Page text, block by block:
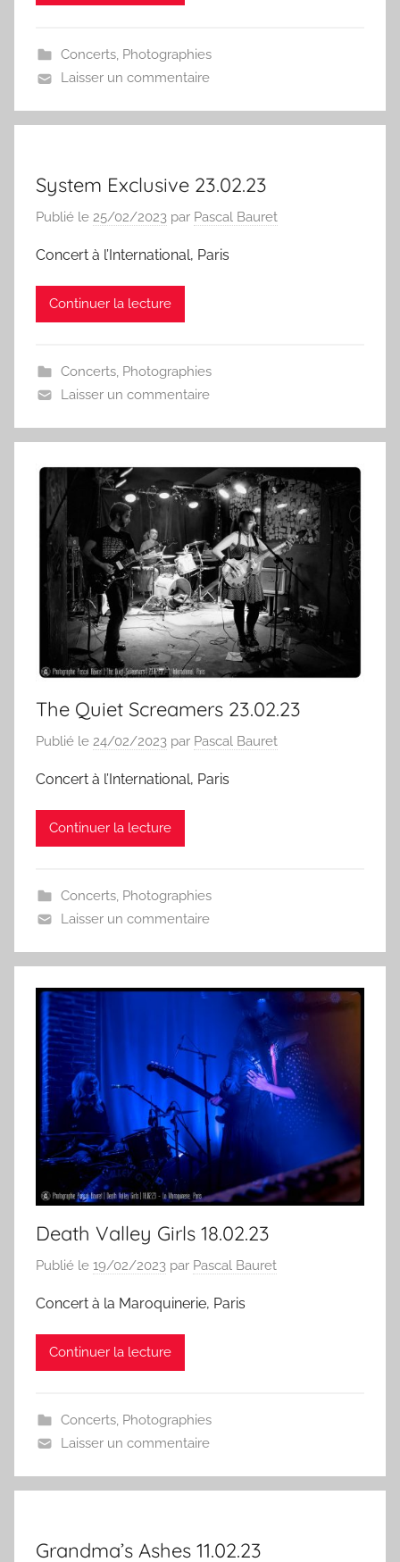
Concerts, Photographies
Laisser un commentaire
System Exclusive 23.02.23
Publié le 25/02/2023 par Pascal Bauret
Concert à l’International, Paris
Continuer la lecture
Concerts, Photographies
Laisser un commentaire
The Quiet Screamers 23.02.23
Publié le 24/02/2023 par Pascal Bauret
Concert à l’International, Paris
Continuer la lecture
Concerts, Photographies
Laisser un commentaire
Death Valley Girls 18.02.23
Publié le 19/02/2023 par Pascal Bauret
Concert à la Maroquinerie, Paris
Continuer la lecture
Concerts, Photographies
Laisser un commentaire
Grandma’s Ashes 11.02.23